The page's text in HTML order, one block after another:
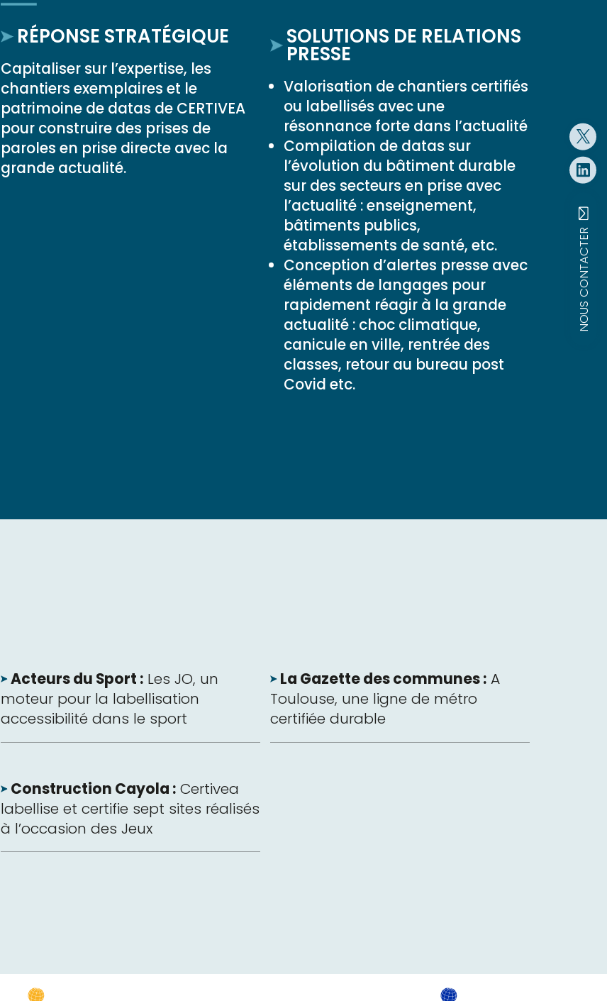
NOUS CONTACTER
RÉPONSE STRATÉGIQUE
Capitaliser sur l’expertise, les
chantiers exemplaires et le
patrimoine de datas de CERTIVEA
pour construire des prises de
paroles en prise directe avec la
grande actualité.
SOLUTIONS DE RELATIONS
PRESSE
Valorisation de chantiers certifiés
ou labellisés avec une
résonnance forte dans l’actualité
Compilation de datas sur
l’évolution du bâtiment durable
sur des secteurs en prise avec
l’actualité : enseignement,
bâtiments publics,
établissements de santé, etc.
Conception d’alertes presse avec
éléments de langages pour
rapidement réagir à la grande
actualité : choc climatique,
canicule en ville, rentrée des
classes, retour au bureau post
Covid etc.
Acteurs du Sport : Les JO, un
moteur pour la labellisation
accessibilité dans le sport
La Gazette des communes : A
Toulouse, une ligne de métro
certifiée durable
Construction Cayola : Certivea
labellise et certifie sept sites réalisés
à l’occasion des Jeux